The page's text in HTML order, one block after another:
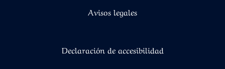
Avisos legales
Declaración de accesibilidad